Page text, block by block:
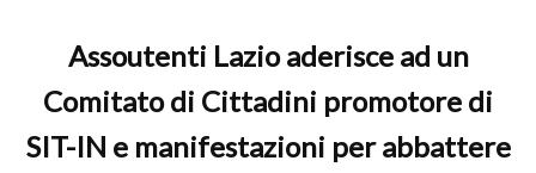
Assoutenti Lazio aderisce ad un
Comitato di Cittadini promotore di
SIT-IN e manifestazioni per abbattere